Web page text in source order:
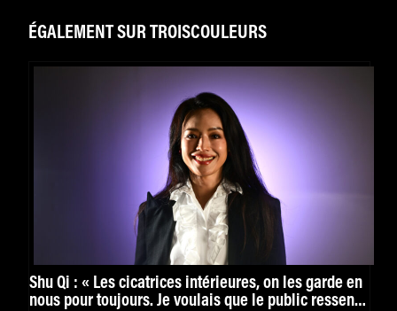
ÉGALEMENT SUR TROISCOULEURS
Shu Qi : « Les cicatrices intérieures, on les garde en
nous pour toujours. Je voulais que le public ressente